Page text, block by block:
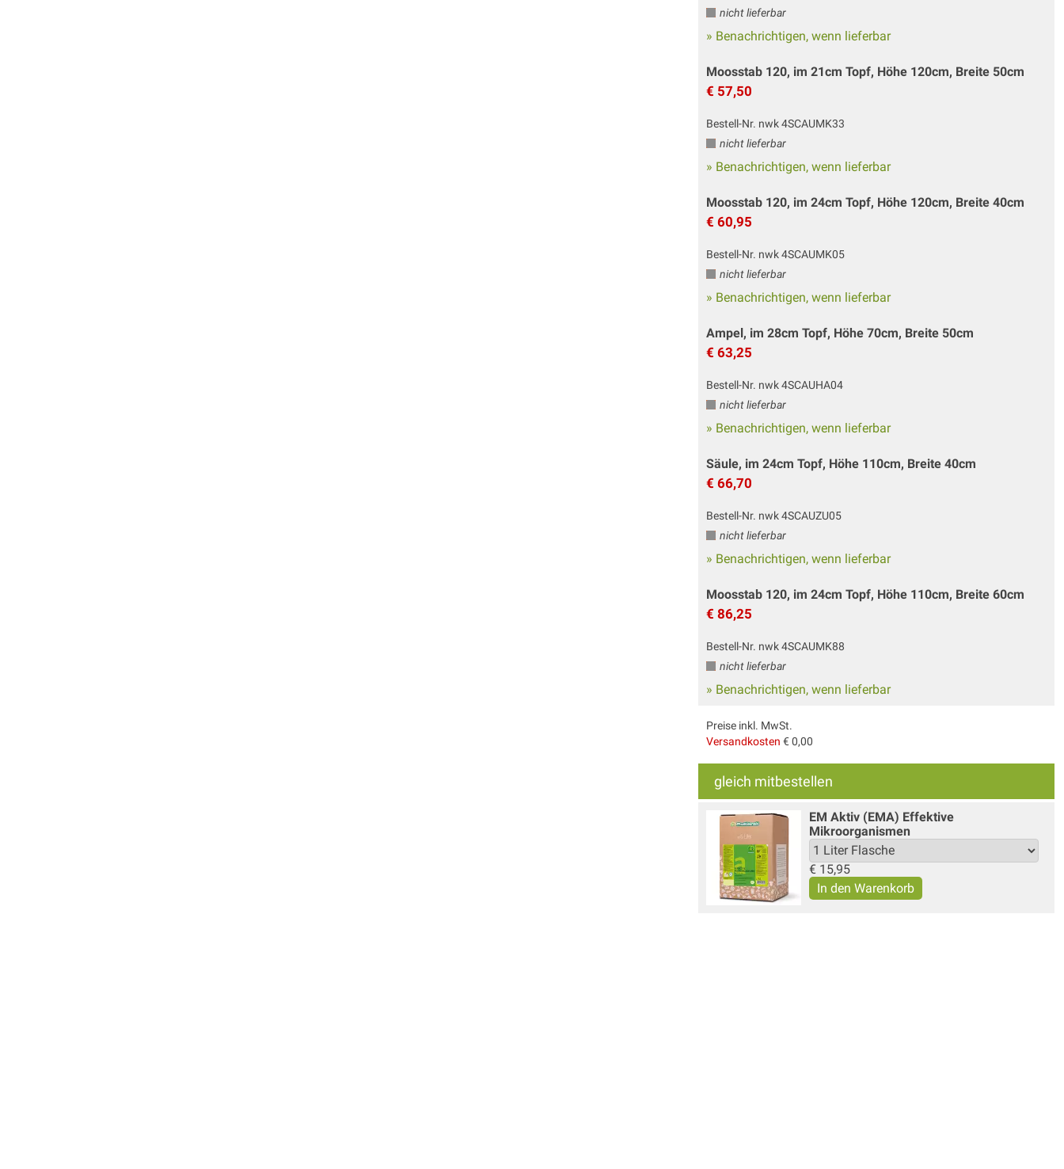
nicht lieferbar
» Benachrichtigen, wenn lieferbar
Moosstab 120, im 21cm Topf, Höhe 120cm, Breite 50cm
€ 57,50
Bestell-Nr. nwk 4SCAUMK33
nicht lieferbar
» Benachrichtigen, wenn lieferbar
Moosstab 120, im 24cm Topf, Höhe 120cm, Breite 40cm
€ 60,95
Bestell-Nr. nwk 4SCAUMK05
nicht lieferbar
» Benachrichtigen, wenn lieferbar
Ampel, im 28cm Topf, Höhe 70cm, Breite 50cm
€ 63,25
Bestell-Nr. nwk 4SCAUHA04
nicht lieferbar
» Benachrichtigen, wenn lieferbar
Säule, im 24cm Topf, Höhe 110cm, Breite 40cm
€ 66,70
Bestell-Nr. nwk 4SCAUZU05
nicht lieferbar
» Benachrichtigen, wenn lieferbar
Moosstab 120, im 24cm Topf, Höhe 110cm, Breite 60cm
€ 86,25
Bestell-Nr. nwk 4SCAUMK88
nicht lieferbar
» Benachrichtigen, wenn lieferbar
Preise inkl. MwSt.
Versandkosten € 0,00
gleich mitbestellen
EM Aktiv (EMA) Effektive
Mikroorganismen
€ 15,95